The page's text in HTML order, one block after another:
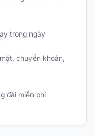
trong ngày
chuyển khoản,
đài miễn phí